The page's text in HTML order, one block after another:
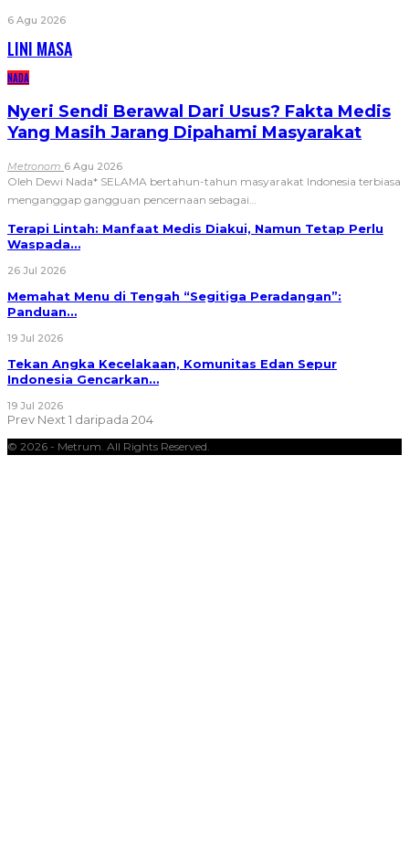
6 Agu 2026
LINI MASA
NADA
Nyeri Sendi Berawal Dari Usus? Fakta Medis
Yang Masih Jarang Dipahami Masyarakat
Metronom 6 Agu 2026
Oleh Dewi Nada* SELAMA bertahun-tahun masyarakat Indonesia terbiasa
menganggap gangguan pencernaan sebagai
Terapi Lintah: Manfaat Medis Diakui, Namun Tetap Perlu
Waspada…
26 Jul 2026
Memahat Menu di Tengah “Segitiga Peradangan”:
Panduan…
19 Jul 2026
Tekan Angka Kecelakaan, Komunitas Edan Sepur
Indonesia Gencarkan…
19 Jul 2026
Prev Next 1 daripada 204
© 2026 - Metrum. All Rights Reserved.